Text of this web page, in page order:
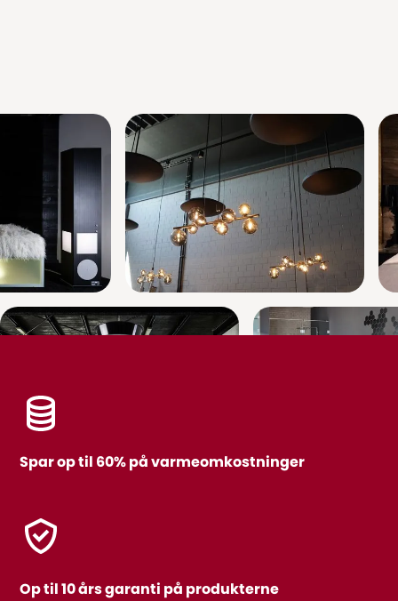
Spar op til 60% på varmeomkostninger
Op til 10 års garanti på produkterne